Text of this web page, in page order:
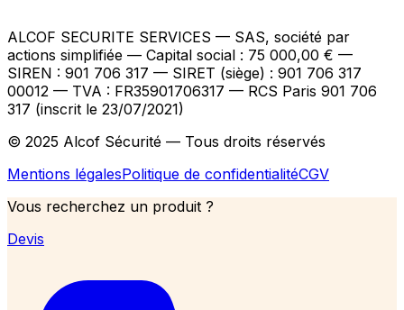
ALCOF SECURITE SERVICES — SAS, société par
actions simplifiée — Capital social : 75 000,00 € —
SIREN : 901 706 317 — SIRET (siège) : 901 706 317
00012 — TVA : FR35901706317 — RCS Paris 901 706
317 (inscrit le 23/07/2021)
© 2025 Alcof Sécurité — Tous droits réservés
Mentions légalesPolitique de confidentialitéCGV
Vous recherchez un produit ?
Devis